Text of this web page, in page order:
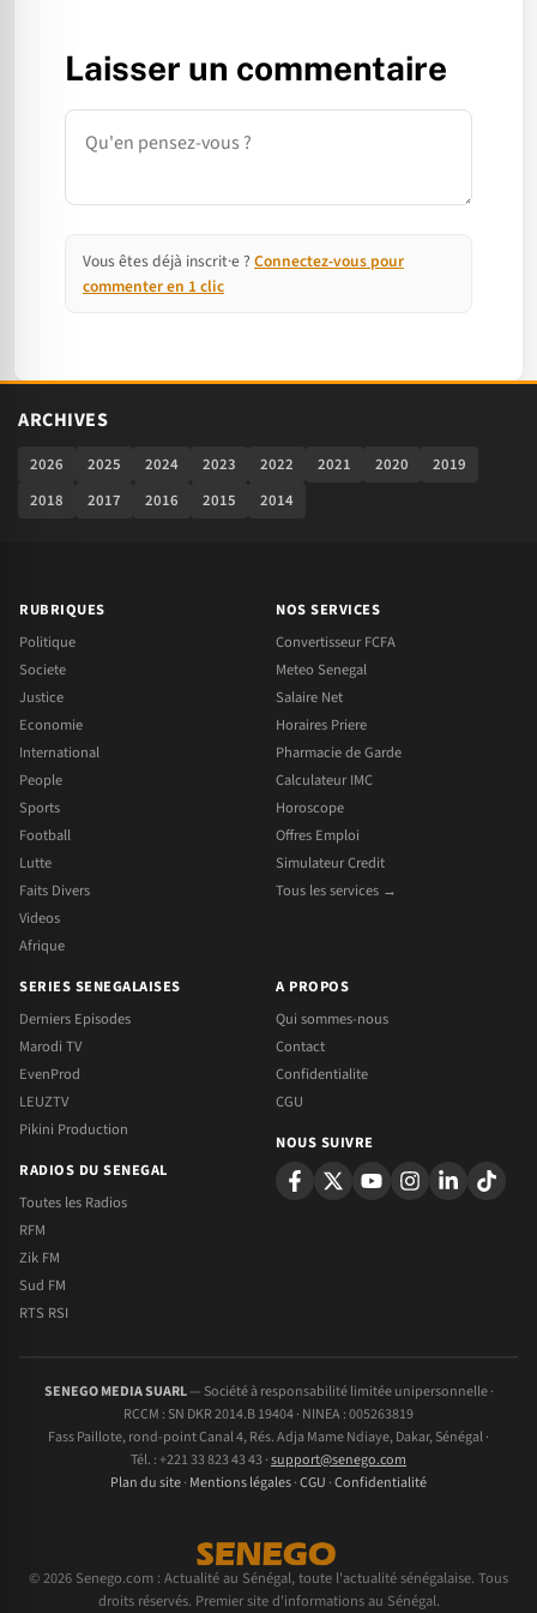
Laisser un commentaire
Commentaire
Vous êtes déjà inscrit·e ? Connectez-vous pour
commenter en 1 clic
ARCHIVES
2026 2025 2024 2023 2022 2021 2020
2019
2018
2017 2016 2015 2014
RUBRIQUES
Politique
Societe
Justice
Economie
International
People
Sports
Football
Lutte
Faits Divers
Videos
Afrique
NOS SERVICES
Convertisseur FCFA
Meteo Senegal
Salaire Net
Horaires Priere
Pharmacie de Garde
Calculateur IMC
Horoscope
Offres Emploi
Simulateur Credit
Tous les services →
SERIES SENEGALAISES
Derniers Episodes
Marodi TV
EvenProd
LEUZTV
Pikini Production
RADIOS DU SENEGAL
Toutes les Radios
RFM
Zik FM
Sud FM
RTS RSI
A PROPOS
Qui sommes-nous
Contact
Confidentialite
CGU
NOUS SUIVRE
SENEGO MEDIA SUARL— Société à responsabilité limitée unipersonnelle ·
RCCM : SN DKR 2014.B 19404 · NINEA : 005263819
Fass Paillote, rond-point Canal 4, Rés. Adja Mame Ndiaye, Dakar, Sénégal ·
Tél. : +221 33 823 43 43 ·support@senego.com
Plan du site· Mentions légales·CGU ·Confidentialité
© 2026 Senego.com : Actualité au Sénégal, toute l'actualité sénégalaise. Tous
droits réservés. Premier site d'informations au Sénégal.